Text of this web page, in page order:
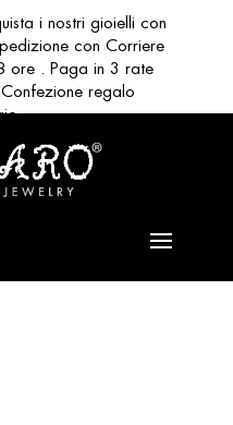
i nostri gioielli con
con Corriere
ore . Paga in 3 rate
regalo